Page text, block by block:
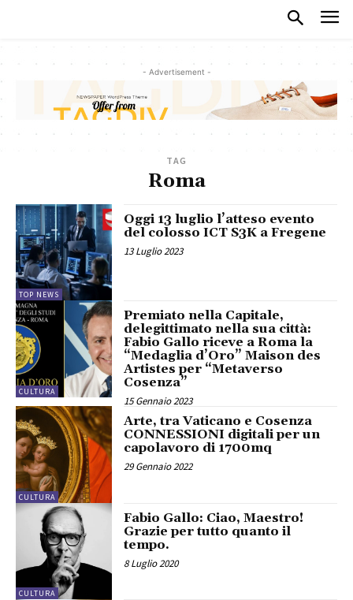
- Advertisement -
TAG
Roma
TOP NEWS
Oggi 13 luglio l’atteso evento
del colosso ICT S3K a Fregene
13 Luglio 2023
CULTURA
Premiato nella Capitale,
delegittimato nella sua città:
Fabio Gallo riceve a Roma la
“Medaglia d’Oro” Maison des
Artistes per “Metaverso
Cosenza”
15 Gennaio 2023
CULTURA
Arte, tra Vaticano e Cosenza
CONNESSIONI digitali per un
capolavoro di 1700mq
29 Gennaio 2022
CULTURA
Fabio Gallo: Ciao, Maestro!
Grazie per tutto quanto il
tempo.
8 Luglio 2020